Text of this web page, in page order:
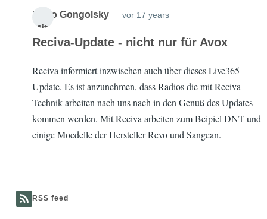
Mit
glie
seit
Mario Gongolsky vor 17 years
Reciva-Update - nicht nur für Avox
Reciva informiert inzwischen auch über dieses Live365-
Update. Es ist anzunehmen, dass Radios die mit Reciva-
Technik arbeiten nach uns nach in den Genuß des Updates
kommen werden. Mit Reciva arbeiten zum Beipiel DNT und
einige Moedelle der Hersteller Revo und Sangean.
RSS feed